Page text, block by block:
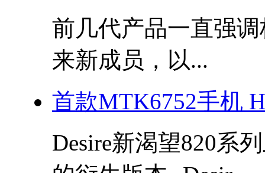
前几代产品一直强
来新成员，以...
首款MTK6752手机
Desire新渴望820系